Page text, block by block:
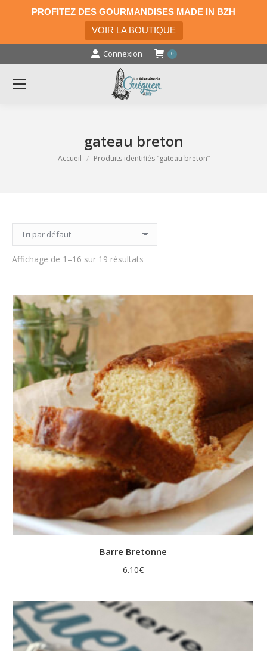
PROFITEZ DES GOURMANDISES MADE IN BZH
VOIR LA BOUTIQUE
Connexion 0
gateau breton
Vous êtes ici :
Accueil Produits identifiés “gateau breton”
Affichage de 1–16 sur 19 résultats
Barre Bretonne
6.10€